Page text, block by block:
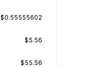
$0.55555602
$5.56
$55.56